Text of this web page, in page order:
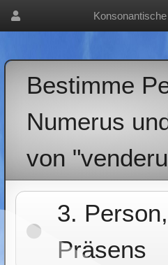
Bestimme
Numerus
von
3.
Präsens